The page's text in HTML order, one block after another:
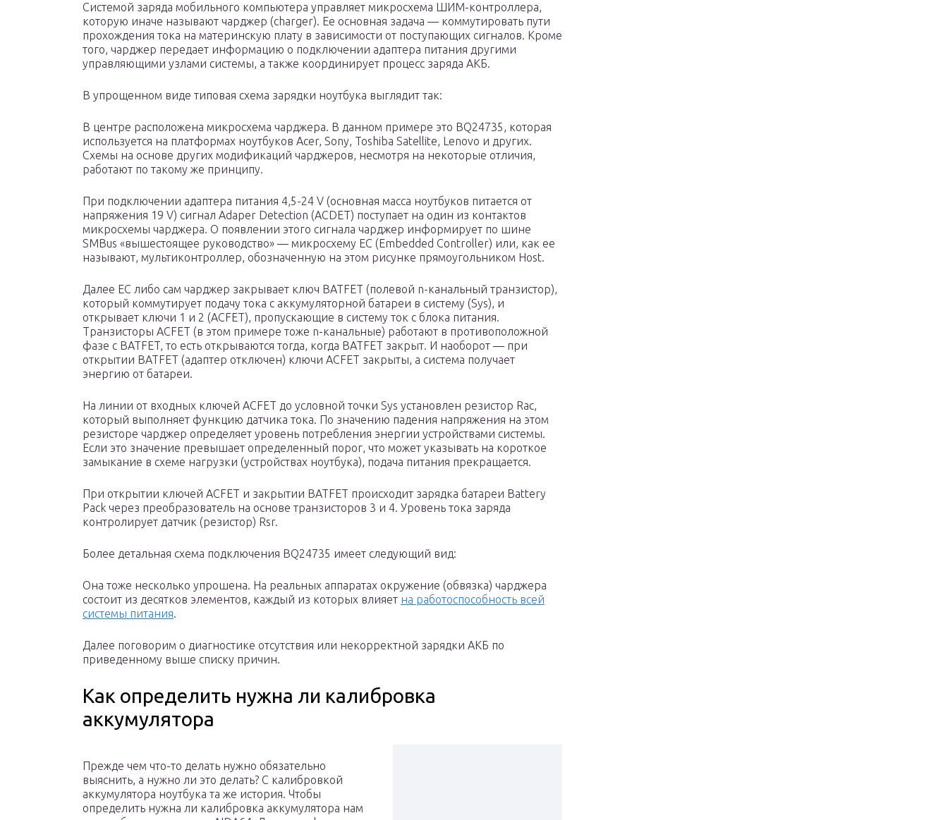
Системой заряда мобильного компьютера управляет микросхема ШИМ-контроллера,
которую иначе называют чарджер (charger). Ее основная задача — коммутировать пути
прохождения тока на материнскую плату в зависимости от поступающих сигналов. Кроме
того, чарджер передает информацию о подключении адаптера питания другими
управляющими узлами системы, а также координирует процесс заряда АКБ.
В упрощенном виде типовая схема зарядки ноутбука выглядит так:
В центре расположена микросхема чарджера. В данном примере это BQ24735, которая
используется на платформах ноутбуков Acer, Sony, Toshiba Satellite, Lenovo и других.
Схемы на основе других модификаций чарджеров, несмотря на некоторые отличия,
работают по такому же принципу.
При подключении адаптера питания 4,5-24 V (основная масса ноутбуков питается от
напряжения 19 V) сигнал Adaper Detection (ACDET) поступает на один из контактов
микросхемы чарджера. О появлении этого сигнала чарджер информирует по шине
SMBus «вышестоящее руководство» — микросхему EC (Embedded Controller) или, как ее
называют, мультиконтроллер, обозначенную на этом рисунке прямоугольником Host.
Далее EC либо сам чарджер закрывает ключ BATFET (полевой n-канальный транзистор),
который коммутирует подачу тока с аккумуляторной батареи в систему (Sys), и
открывает ключи 1 и 2 (ACFET), пропускающие в систему ток с блока питания.
Транзисторы ACFET (в этом примере тоже n-канальные) работают в противоположной
фазе с BATFET, то есть открываются тогда, когда BATFET закрыт. И наоборот — при
открытии BATFET (адаптер отключен) ключи ACFET закрыты, а система получает
энергию от батареи.
На линии от входных ключей ACFET до условной точки Sys установлен резистор Rac,
который выполняет функцию датчика тока. По значению падения напряжения на этом
резисторе чарджер определяет уровень потребления энергии устройствами системы.
Если это значение превышает определенный порог, что может указывать на короткое
замыкание в схеме нагрузки (устройствах ноутбука), подача питания прекращается.
При открытии ключей ACFET и закрытии BATFET происходит зарядка батареи Battery
Pack через преобразователь на основе транзисторов 3 и 4. Уровень тока заряда
контролирует датчик (резистор) Rsr.
Более детальная схема подключения BQ24735 имеет следующий вид:
Она тоже несколько упрошена. На реальных аппаратах окружение (обвязка) чарджера
состоит из десятков элементов, каждый из которых влияет на работоспособность всей
системы питания.
Далее поговорим о диагностике отсутствия или некорректной зарядки АКБ по
приведенному выше списку причин.
Как определить нужна ли калибровка
аккумулятора
Прежде чем что-то делать нужно обязательно
выяснить, а нужно ли это делать? С калибровкой
аккумулятора ноутбука та же история. Чтобы
определить нужна ли калибровка аккумулятора нам